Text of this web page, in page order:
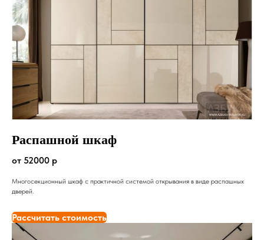
Распашной шкаф
от 52000 р
Многосекционный шкаф с практичной системой открывания в виде распашных
дверей.
Рассчитать стоимость